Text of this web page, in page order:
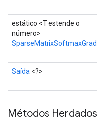
estático <T estende o
número>
SparseMatrixSoftmaxGrad
Saída <?>
Métodos Herdados